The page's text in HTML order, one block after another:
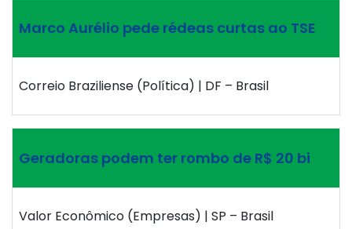
Marco Aurélio pede rédeas curtas ao TSE
Correio Braziliense (Política) | DF – Brasil
Geradoras podem ter rombo de R$ 20 bi
Valor Econômico (Empresas) | SP – Brasil